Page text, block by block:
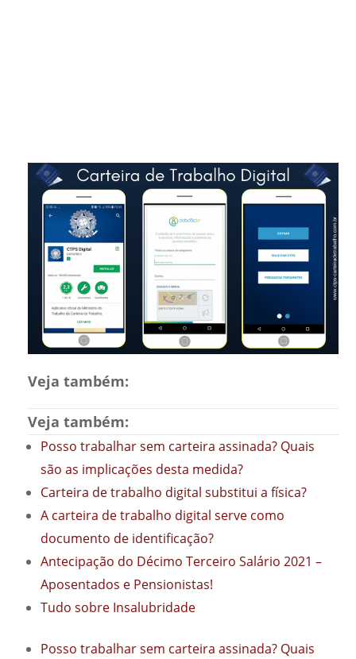
Veja também:
Veja também:
Posso trabalhar sem carteira assinada? Quais
são as implicações desta medida?
Carteira de trabalho digital substitui a física?
A carteira de trabalho digital serve como
documento de identificação?
Antecipação do Décimo Terceiro Salário 2021 –
Aposentados e Pensionistas!
Tudo sobre Insalubridade
Posso trabalhar sem carteira assinada? Quais